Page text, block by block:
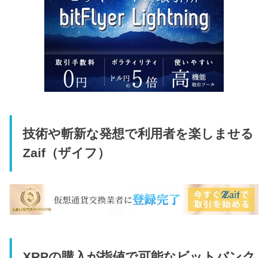
技術や斬新な発想で利用者を楽しませる
Zaif（ザイフ）